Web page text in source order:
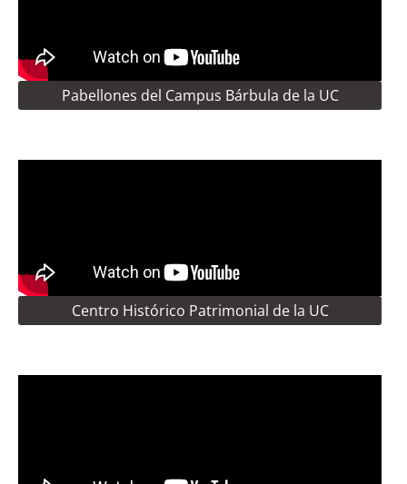
Pabellones del Campus Bárbula de la UC
Centro Histórico Patrimonial de la UC